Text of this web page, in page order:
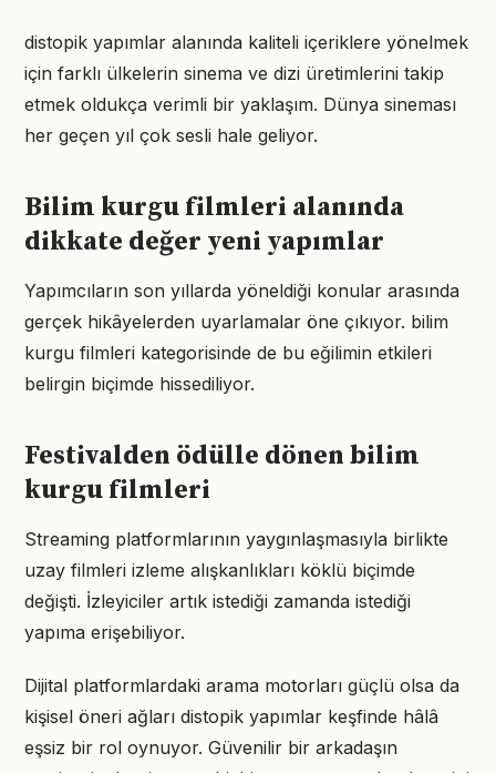
distopik yapımlar alanında kaliteli içeriklere yönelmek
için farklı ülkelerin sinema ve dizi üretimlerini takip
etmek oldukça verimli bir yaklaşım. Dünya sineması
her geçen yıl çok sesli hale geliyor.
Bilim kurgu filmleri alanında
dikkate değer yeni yapımlar
Yapımcıların son yıllarda yöneldiği konular arasında
gerçek hikâyelerden uyarlamalar öne çıkıyor. bilim
kurgu filmleri kategorisinde de bu eğilimin etkileri
belirgin biçimde hissediliyor.
Festivalden ödülle dönen bilim
kurgu filmleri
Streaming platformlarının yaygınlaşmasıyla birlikte
uzay filmleri izleme alışkanlıkları köklü biçimde
değişti. İzleyiciler artık istediği zamanda istediği
yapıma erişebiliyor.
Dijital platformlardaki arama motorları güçlü olsa da
kişisel öneri ağları distopik yapımlar keşfinde hâlâ
eşsiz bir rol oynuyor. Güvenilir bir arkadaşın